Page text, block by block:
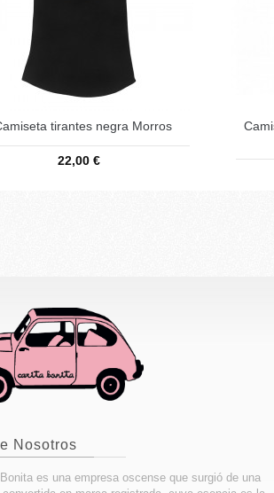
tirantes negra Morros
22,00 €
Nosotros
es una empresa oscense que surgió de una